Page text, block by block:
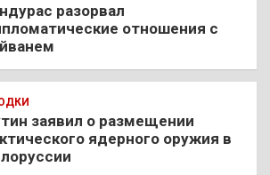
разорвал
отношения с
заявил о размещении
ядерного оружия в